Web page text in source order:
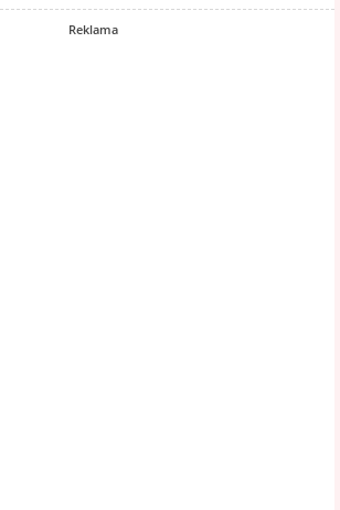
Reklama